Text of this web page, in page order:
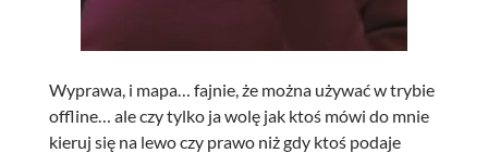
Wyprawa, i mapa… fajnie, że można używać w trybie
offline… ale czy tylko ja wolę jak ktoś mówi do mnie
kieruj się na lewo czy prawo niż gdy ktoś podaje